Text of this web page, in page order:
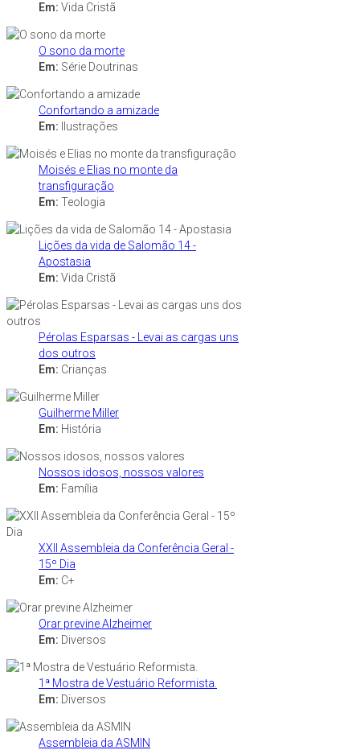
Em: Vida Cristã
O sono da morte
Em: Série Doutrinas
Confortando a amizade
Em: Ilustrações
Moisés e Elias no monte da
transfiguração
Em: Teologia
Lições da vida de Salomão 14 -
Apostasia
Em: Vida Cristã
Pérolas Esparsas - Levai as cargas uns
dos outros
Em: Crianças
Guilherme Miller
Em: História
Nossos idosos, nossos valores
Em: Família
XXII Assembleia da Conferência Geral -
15º Dia
Em: C+
Orar previne Alzheimer
Em: Diversos
1ª Mostra de Vestuário Reformista.
Em: Diversos
Assembleia da ASMIN